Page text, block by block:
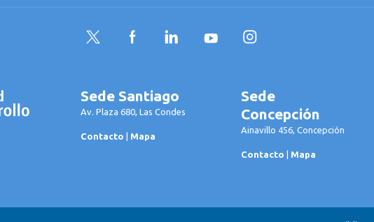
Twitter FacebookLinkedInYouTubeInstagram
Sede Santiago
Av. Plaza 680, Las Condes
Contacto | Mapa
Sede
Concepción
Ainavillo 456, Concepción
Contacto | Mapa